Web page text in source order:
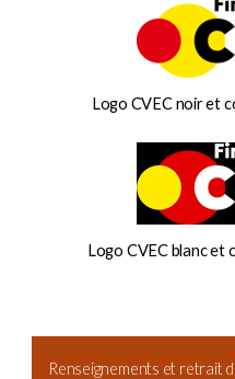
Logo CVEC noir et
Logo CVEC blanc et
Renseignements et retrait